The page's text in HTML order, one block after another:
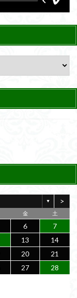
▼ >
金 土
6
7
13
14
20
21
27
28